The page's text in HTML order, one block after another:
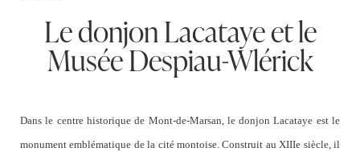
Le donjon Lacataye et le
Musée Despiau-Wlérick
Dans le centre historique de Mont-de-Marsan, le donjonLacataye est le
monument emblématique de la cité montoise. Construit au XIIIe siècle, il